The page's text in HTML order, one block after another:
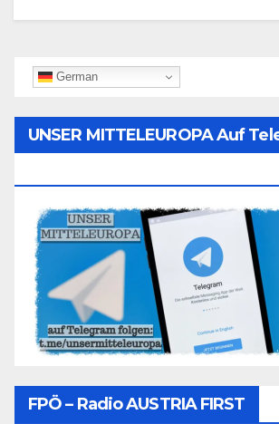
German
UNSER MITTELEUROPA Auf
FPÖ – Radio AUSTRIA FIRST